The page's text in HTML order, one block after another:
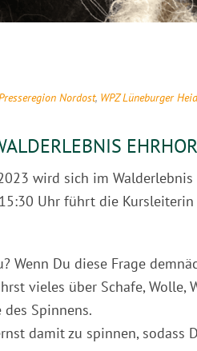
Nordost, WPZ Lüneburger
wird sich im
Uhr führt die
Du diese Frage
vieles über Schafe, Wolle,
Spinnens.
damit zu spinnen, sodass